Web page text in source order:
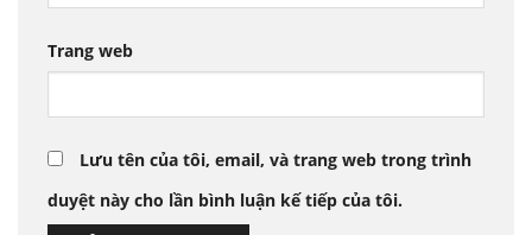
Trang web
Lưu tên của tôi, email, và trang web trong trình
duyệt này cho lần bình luận kế tiếp của tôi.